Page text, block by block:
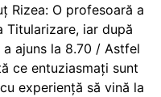
Rizea: O profesoară a
Titularizare, iar după
ajuns la 8.70 / Astfel
ce entuziasmați sunt
experiență să vină la